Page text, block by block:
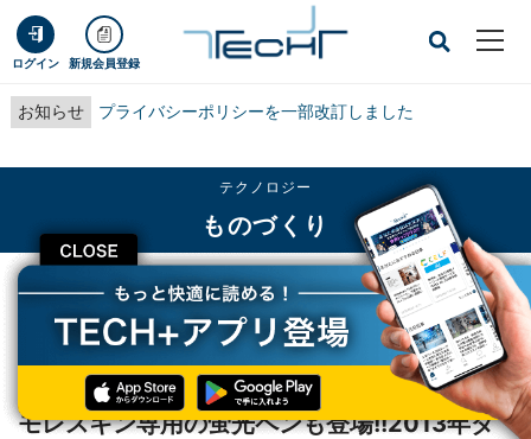
ログイン 新規会員登録
お知らせ プライバシーポリシーを一部改訂しました
CLOSE
テクノロジー
ものづくり
TECH+ テクノロジー
ものづくり
モレスキン専用の蛍光ペンも登場!!2013年ダイアリー＆文具の新作まとめ
モレスキン専用の蛍光ペンも登場!!2013年ダ